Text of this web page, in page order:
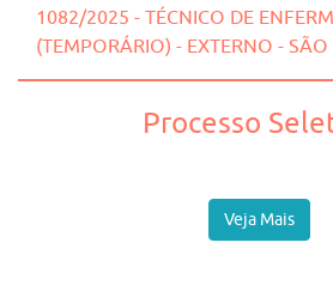
1082/2025 - TÉCNICO DE
(TEMPORÁRIO) - EXTERNO -
Processo
Veja Mais